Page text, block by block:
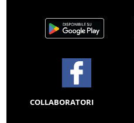
COLLABORATORI